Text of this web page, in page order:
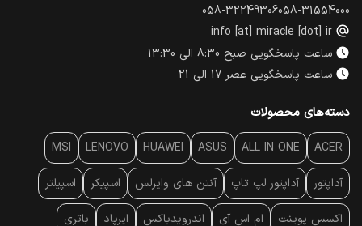
058-31554000
058-32249306
info [at] miracle [dot] ir
ساعت پاسخگویی صبح 8:30 الی 13:30
ساعت پاسخگویی عصر 17 الی 21
دسته‌های محصولات
ACER
ALL IN ONE
ASUS
HUAWEI
LENOVO
MSI
آداپتور آداپتور لپ تاپ آنتن‌ های وایرلس اسپیکر اسپیلتر
اکسس پوینت ام اس آی اندرویدباکس ایرپاد باتری